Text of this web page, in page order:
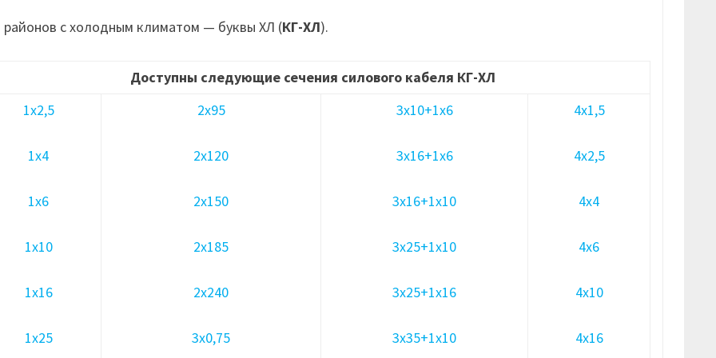
с холодным климатом — буквы ХЛ (КГ-ХЛ).
Доступны следующие сечения силового кабеля КГ-ХЛ
1х2,5
1х4
1х6
1х10
1х16
1х25
2х95
2х120
2х150
2х185
2х240
3х0,75
3х10+1х6
3х16+1х6
3х16+1х10
3х25+1х10
3х25+1х16
3х35+1х10
4х1,5
4х2,5
4х4
4х6
4х10
4х16